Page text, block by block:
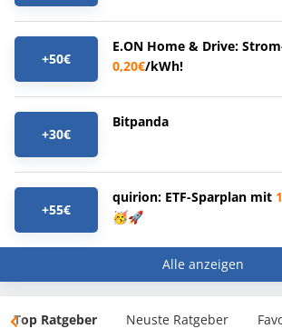
+50€
E.ON Home & Drive:
0,20€/kWh!
+30€
Bitpanda
+55€
quirion: ETF-Sparplan mit
🥳🚀
Alle anzeigen
Top Ratgeber Neuste Ratgeber